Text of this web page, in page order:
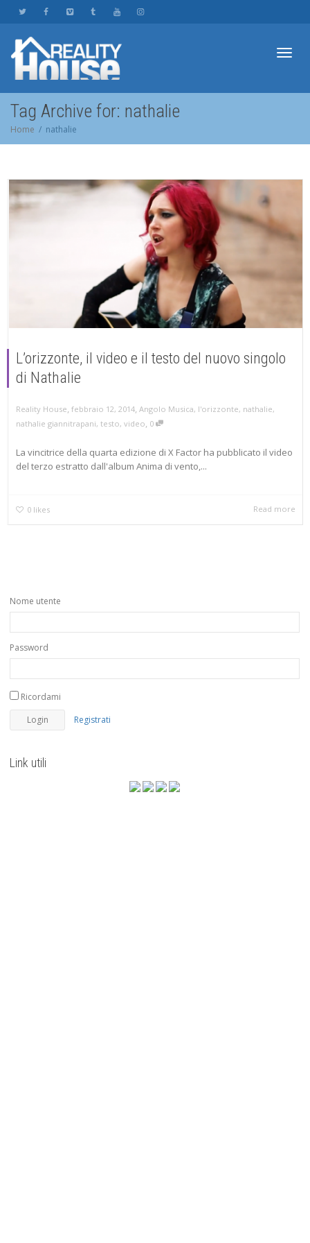
Tag Archive for: nathalie
Home nathalie
L’orizzonte, il video e il testo del nuovo singolo
di Nathalie
Reality House, febbraio 12, 2014, Angolo Musica, l'orizzonte, nathalie,
nathalie giannitrapani, testo, video, 0
La vincitrice della quarta edizione di X Factor ha pubblicato il video
del terzo estratto dall'album Anima di vento,...
0 likes Read more
Nome utente
Password
Ricordami
Registrati
Link utili